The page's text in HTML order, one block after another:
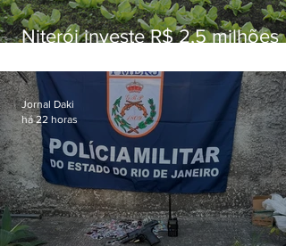
Niterói investe R$ 2,5 milhões
familiar para merenda escolar
Jornal Daki
há 22 horas